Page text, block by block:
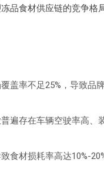
品食材供应链的竞争格局
盖率不足25%，导致品
遍存在车辆空驶率高、
食材损耗率高达10%-